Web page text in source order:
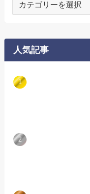
リ
ー
人気記事